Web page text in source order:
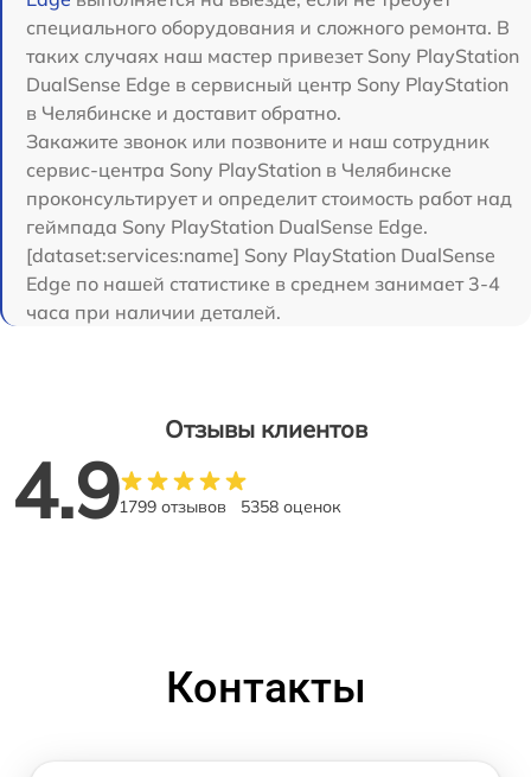
специального оборудования и сложного ремонта. В
таких случаях наш мастер привезет Sony PlayStation
DualSense Edge в сервисный центр Sony PlayStation
в Челябинске и доставит обратно.
Закажите звонок или позвоните и наш сотрудник
сервис-центра Sony PlayStation в Челябинске
проконсультирует и определит стоимость работ над
геймпада Sony PlayStation DualSense Edge.
[dataset:services:name] Sony PlayStation DualSense
Edge по нашей статистике в среднем занимает 3-4
часа при наличии деталей.
Отзывы клиентов
4.91799 отзывов 5358 оценок
Контакты